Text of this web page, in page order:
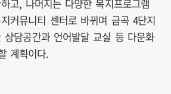
고, 나머지는 다양한 복지프로그램
커뮤니티 센터로 바뀌며 금곡 4단지
상담공간과 언어발달 교실 등 다문화
계획이다.